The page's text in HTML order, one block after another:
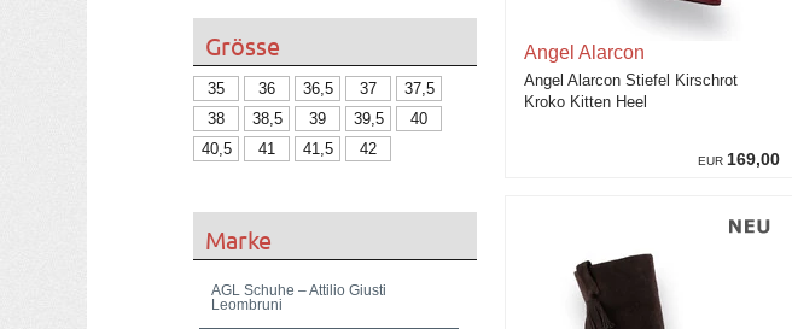
Grösse
35 36 36,5 37
37,5
38
38,5 39 39,5
40
40,5
41 41,5 42
Marke
AGL Schuhe – Attilio Giusti
Leombruni
EUR 169,00
Angel Alarcon
Angel Alarcon Stiefel Kirschrot
Kroko Kitten Heel